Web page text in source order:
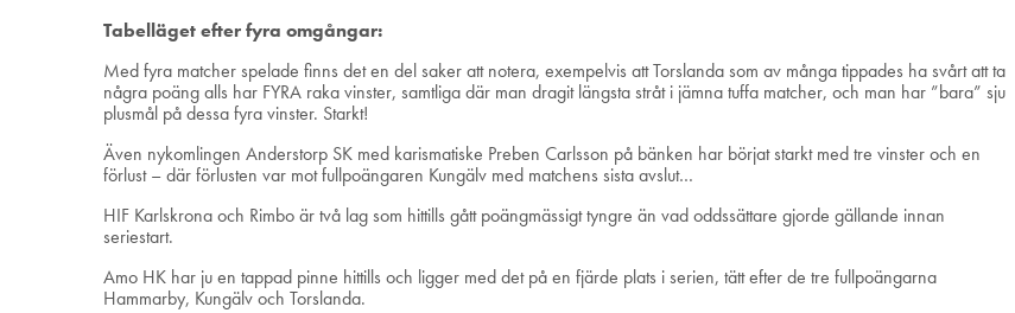
Tabelläget efter fyra omgångar:
Med fyra matcher spelade finns det en del saker att notera, exempelvis att Torslanda som av många tippades ha svårt att ta
några poäng alls har FYRA raka vinster, samtliga där man dragit längsta stråt i jämna tuffa matcher, och man har ”bara” sju
plusmål på dessa fyra vinster. Starkt!
Även nykomlingen Anderstorp SK med karismatiske Preben Carlsson på bänken har börjat starkt med tre vinster och en
förlust – där förlusten var mot fullpoängaren Kungälv med matchens sista avslut…
HIF Karlskrona och Rimbo är två lag som hittills gått poängmässigt tyngre än vad oddssättare gjorde gällande innan
seriestart.
Amo HK har ju en tappad pinne hittills och ligger med det på en fjärde plats i serien, tätt efter de tre fullpoängarna
Hammarby, Kungälv och Torslanda.